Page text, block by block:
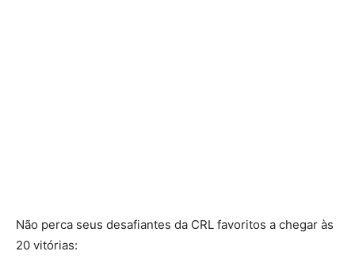
Não perca seus desafiantes da CRL favoritos a chegar às
20 vitórias: